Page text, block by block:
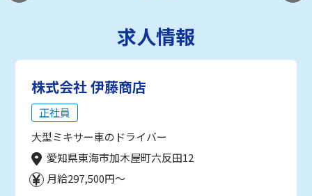
求人情報
株式会社 伊藤商店
正社員
大型ミキサー車のドライバー
愛知県東海市加木屋町六反田12
月給297,500円～